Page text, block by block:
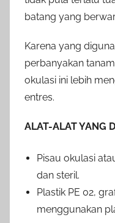
batang yang
Karena yang
perbanyakan
okulasi ini lebih
entres.
ALAT-ALAT YANG
Pisau okulasi
dan steril.
Plastik PE 02,
menggunakan